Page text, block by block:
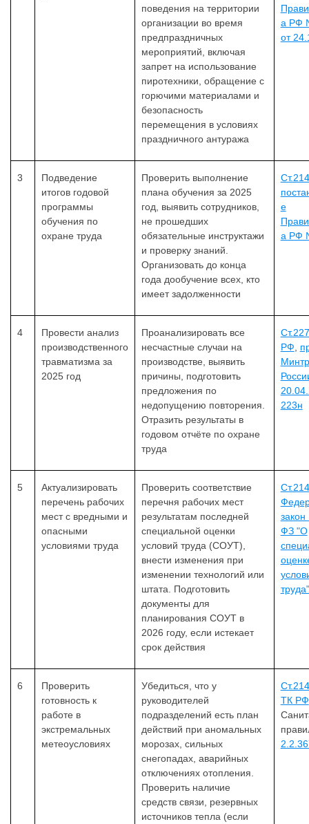
поведения на территории
организации во время
предпраздничных
мероприятий, включая
запрет на использование
пиротехники, обращение с
горючими материалами и
безопасность
перемещения в условиях
праздничного антуража
а РФ
от
3
Подведение
итогов годовой
программы
обучения по
охране труда
Проверить выполнение
плана обучения за 2025
год, выявить сотрудников,
не прошедших
обязательные инструктажи
и проверку знаний.
Организовать до конца
года дообучение всех, кто
имеет задолженности
е
а РФ
4
Провести анализ
производственного
травматизма за
2025 год
Проанализировать все
несчастные случаи на
производстве, выявить
причины, подготовить
предложения по
недопущению повторения.
Отразить результаты в
годовом отчёте по охране
труда
Ст.227
РФ
223н
5
Актуализировать
перечень рабочих
мест с вредными и
опасными
условиями труда
Проверить соответствие
перечня рабочих мест
результатам последней
специальной оценки
условий труда (СОУТ),
внести изменения при
изменении технологий или
штата. Подготовить
документы для
планирования СОУТ в
2026 году, если истекает
срок действия
ФЗ "О
труда"
6
Проверить
готовность к
работе в
экстремальных
метеоусловиях
Убедиться, что у
руководителей
подразделений есть план
действий при аномальных
морозах, сильных
снегопадах, аварийных
отключениях отопления.
Проверить наличие
средств связи, резервных
источников тепла (если
Ст.214
ТК РФ